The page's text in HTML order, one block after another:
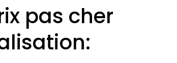
pas cher